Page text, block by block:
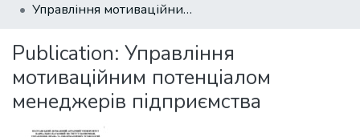
All of DSpace
Statistics
Управління мотиваційним потенціалом менеджерів підприємства
Publication: Управління
мотиваційним потенціалом
менеджерів підприємства